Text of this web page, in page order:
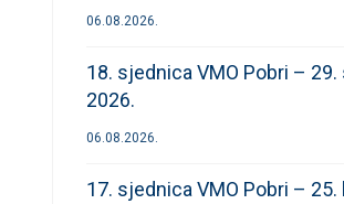
06.08.2026.
18. sjednica VMO Pobri – 29.
2026.
06.08.2026.
17. sjednica VMO Pobri – 25.